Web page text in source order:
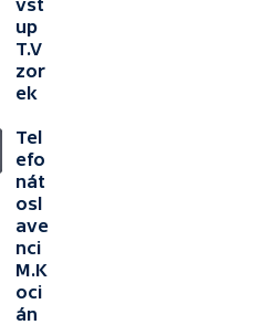
vst
up
T.V
zor
ek
Tel
efo
nát
osl
ave
nci
M.K
oci
án